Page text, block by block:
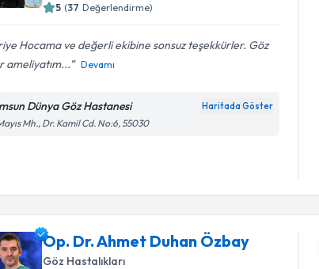
5 (37 Değerlendirme)
Hocama ve değerli ekibine sonsuz teşekkürler. Göz
ameliyatım...
Devamı
Dünya Göz Hastanesi Haritada Göster
Mh., Dr. Kamil Cd. No:6, 55030
Op. Dr. Ahmet Duhan Özbay
Göz Hastalıkları